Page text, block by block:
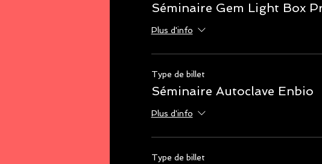
Séminaire Gem Light Box
Plus d'info
Type de billet
Séminaire Autoclave Enbio
Plus d'info
Type de billet